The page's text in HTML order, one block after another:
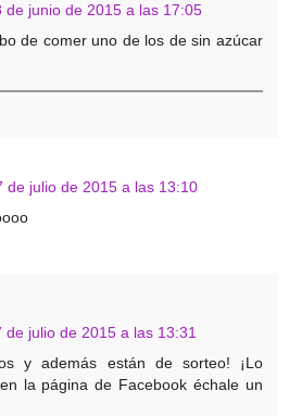
de junio de 2015 a las 17:05
de comer uno de los de sin azúcar
de julio de 2015 a las 13:10
de julio de 2015 a las 13:31
y además están de sorteo! ¡Lo
la página de Facebook échale un